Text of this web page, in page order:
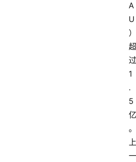
A
U
）
超
过
1
.
5
亿
。
上
一